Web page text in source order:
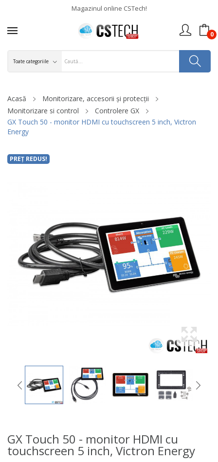
Magazinul online CSTech!
0
Acasă
Monitorizare, accesorii și protecții
Monitorizare si control
Controlere GX
GX Touch 50 - monitor HDMI cu touchscreen 5 inch, Victron
Energy
PREȚ REDUS!
GX Touch 50 - monitor HDMI cu
touchscreen 5 inch, Victron Energy